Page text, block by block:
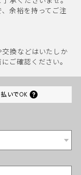
余裕を持ってご注
換などはいたしか
ご確認ください。
いでOK